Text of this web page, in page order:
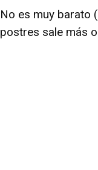
No es muy barato
postres sale más